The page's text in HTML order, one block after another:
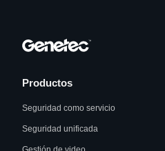
Productos
Seguridad como servicio
Seguridad unificada